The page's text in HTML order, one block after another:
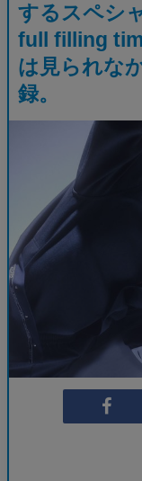
するスペシ
full filling
は見られな
録。